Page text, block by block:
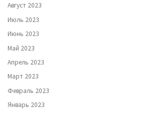
Август 2023
Июль 2023
Июнь 2023
Май 2023
Апрель 2023
Март 2023
Февраль 2023
Январь 2023